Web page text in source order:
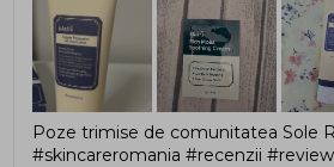
Poze trimise de comunitatea Sole
#skincareromania #recenzii